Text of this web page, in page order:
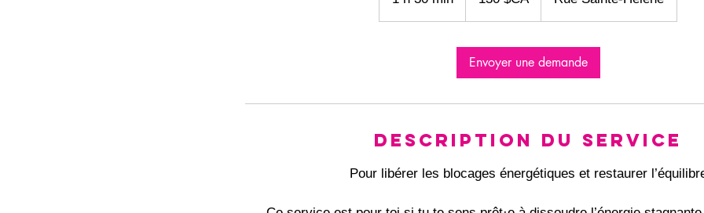
3
Envoyer une demande
Description du service
Pour libérer les blocages énergétiques et restaurer